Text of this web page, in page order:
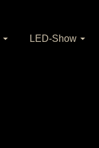
LED-Show